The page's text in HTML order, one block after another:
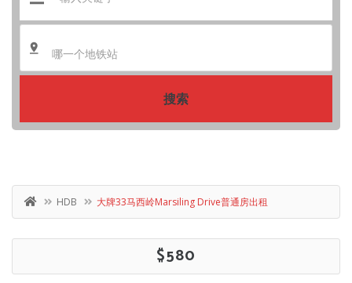
哪一个地铁站
搜索
HDB 大牌33马西岭Marsiling Drive普通房出租
$580